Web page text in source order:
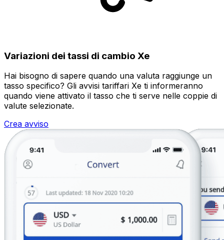
Variazioni dei tassi di cambio Xe
Hai bisogno di sapere quando una valuta raggiunge un
tasso specifico? Gli avvisi tariffari Xe ti informeranno
quando viene attivato il tasso che ti serve nelle coppie di
valute selezionate.
Crea avviso